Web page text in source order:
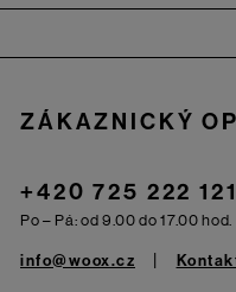
ZÁKAZNICKÝ
+420 725 222 121
Po – Pá: od 9.00 do 17.00 hod.
info@woox.cz